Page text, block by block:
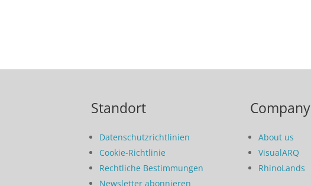
Standort
Datenschutzrichtlinien
Cookie-Richtlinie
Rechtliche Bestimmungen
Newsletter abonnieren
Company
About us
VisualARQ
RhinoLands